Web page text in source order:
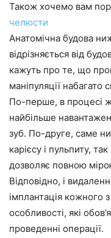
Також хочемо вам
челюсти
Анатомічна будова
відрізняється від
кажуть про те, що
маніпуляції
По-перше, в процесі
найбільше
зуб. По-друге, саме
карієсу і пульпиту,
дозволяє повною
Відповідно, і
імплантація кожного
особливості, які
проведенні операції.